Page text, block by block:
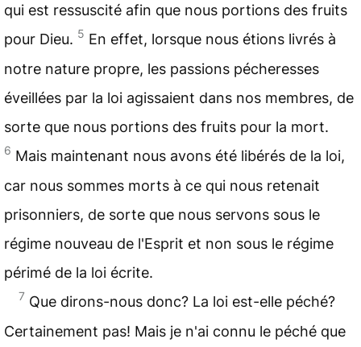
qui est ressuscité afin que nous portions des fruits
pour Dieu. 5 En effet, lorsque nous étions livrés à
notre nature propre, les passions pécheresses
éveillées par la loi agissaient dans nos membres, de
sorte que nous portions des fruits pour la mort.
6 Mais maintenant nous avons été libérés de la loi,
car nous sommes morts à ce qui nous retenait
prisonniers, de sorte que nous servons sous le
régime nouveau de l'Esprit et non sous le régime
périmé de la loi écrite.
7 Que dirons-nous donc? La loi est-elle péché?
Certainement pas! Mais je n'ai connu le péché que